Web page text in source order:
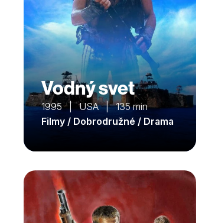
Vodný svet
1995 | USA | 135 min
Filmy / Dobrodružné / Drama